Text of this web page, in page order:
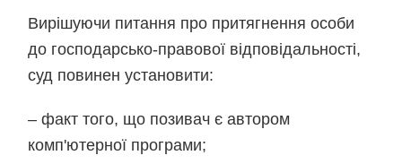
Вирішуючи питання про притягнення особи
до господарсько-правової відповідальності,
суд повинен установити:
– факт того, що позивач є автором
комп'ютерної програми;